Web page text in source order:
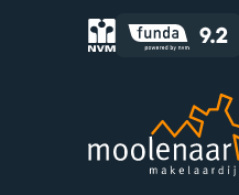
Moolenaar logo